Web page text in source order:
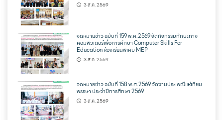
3 ส.ค. 2569
จดหมายข่าว ฉบับที่ 159 พ.ศ.2569 จัดกิจกรรมทักษะทาง
คอมพิวเตอร์เพื่อการศึกษา Computer Skills For
Education ห้องเรียนพิเศษ MEP
3 ส.ค. 2569
จดหมายข่าว ฉบับที่ 158 พ.ศ.2569 จัดงานประเพณีแห่เทียน
พรรษา ประจำปีการศึกษา 2569
3 ส.ค. 2569